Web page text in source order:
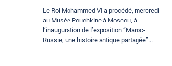
Le Roi Mohammed VI a procédé, mercredi
au Musée Pouchkine à Moscou, à
l’inauguration de l’exposition “Maroc-
Russie, une histoire antique partagée”...